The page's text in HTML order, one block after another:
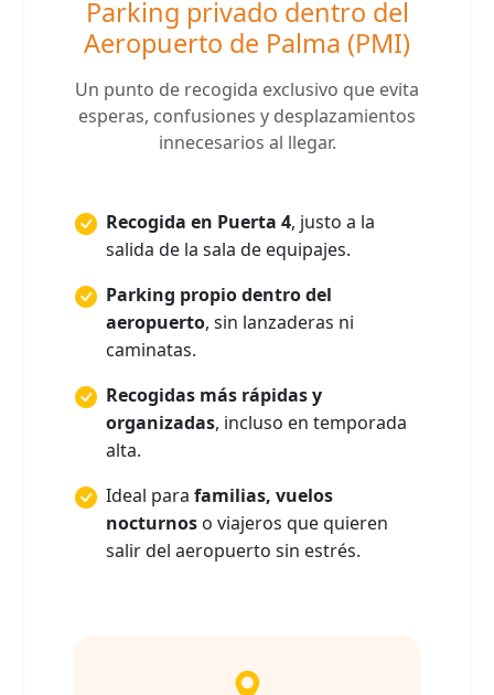
Parking privado dentro del
Aeropuerto de Palma (PMI)
Un punto de recogida exclusivo que evita
esperas, confusiones y desplazamientos
innecesarios al llegar.
Recogida en Puerta 4, justo a la
salida de la sala de equipajes.
Parking propio dentro del
aeropuerto, sin lanzaderas ni
caminatas.
Recogidas más rápidas y
organizadas, incluso en temporada
alta.
Ideal para familias, vuelos
nocturnos o viajeros que quieren
salir del aeropuerto sin estrés.